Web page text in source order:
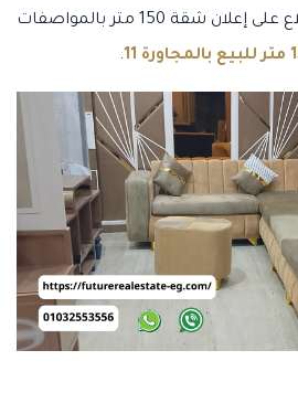
عائلي قوي؛ ويمكنك الاطلاع على إعلان شقة 150 متر بالمواصفات
.